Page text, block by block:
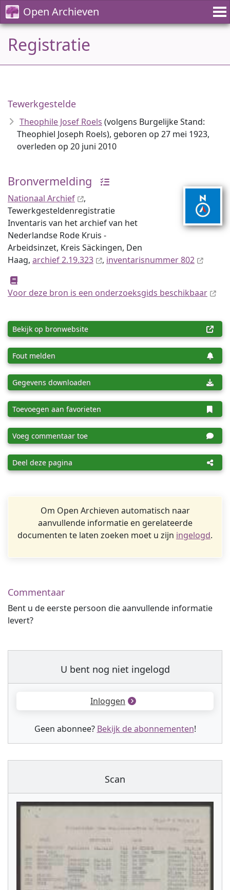
Open Archieven
Registratie
Tewerkgestelde
Theophile Josef Roels (volgens Burgelijke Stand:
Theophiel Joseph Roels), geboren op 27 mei 1923,
overleden op 20 juni 2010
Bronvermelding
Nationaal Archief
,
Tewerkgesteldenregistratie
Inventaris van het archief van het
Nederlandse Rode Kruis -
Arbeidsinzet, Kreis Säckingen, Den
Haag, archief 2.19.323 , inventaris­num­mer 802
Voor deze bron is een onderzoeksgids beschikbaar
Bekijk op bronwebsite
Fout melden
Gegevens downloaden
Toevoegen aan favorieten
Voeg commentaar toe
Deel deze pagina
Om Open Archieven automatisch naar
aanvullende informatie en gerelateerde
documenten te laten zoeken moet u zijn ingelogd.
Commentaar
Bent u de eerste persoon die aanvullende informatie
levert?
U bent nog niet ingelogd
Inloggen
Geen abonnee? Bekijk de abonnementen!
Scan